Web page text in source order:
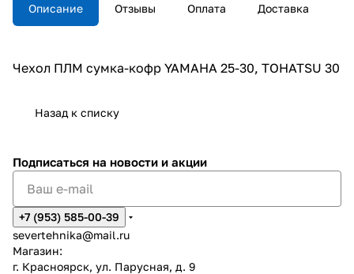
Описание Отзывы Оплата Доставка
Чехол ПЛМ сумка-кофр YAMAHA 25-30, TOHATSU 30
Назад к списку
Подписаться на новости и акции
+7 (953) 585-00-39
severtehnika@mail.ru
Магазин:
г. Красноярск, ул. Парусная, д. 9